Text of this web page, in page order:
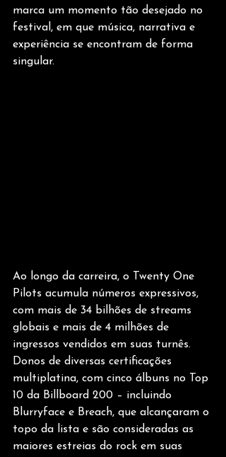
marca um momento tão desejado no
festival, em que música, narrativa e
experiência se encontram de forma
singular.
Ao longo da carreira, o Twenty One
Pilots acumula números expressivos,
com mais de 34 bilhões de streams
globais e mais de 4 milhões de
ingressos vendidos em suas turnês.
Donos de diversas certificações
multiplatina, com cinco álbuns no Top
10 da Billboard 200 – incluindo
Blurryface e Breach, que alcançaram o
topo da lista e são consideradas as
maiores estreias do rock em suas